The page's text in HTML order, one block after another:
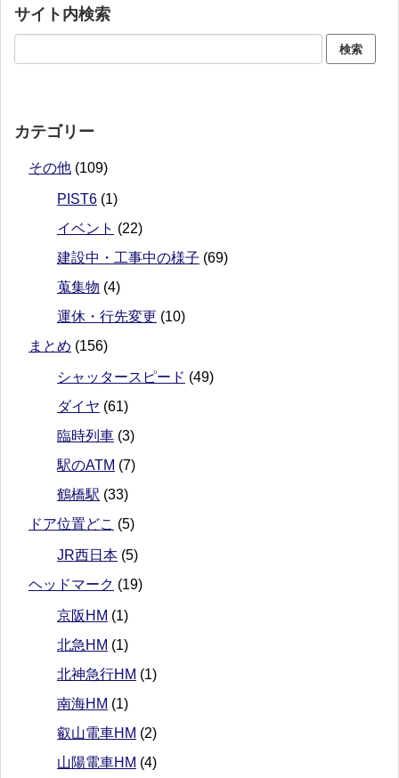
サイト内検索
カテゴリー
その他 (109)
PIST6 (1)
イベント (22)
建設中・工事中の様子 (69)
蒐集物 (4)
運休・行先変更 (10)
まとめ (156)
シャッタースピード (49)
ダイヤ (61)
臨時列車 (3)
駅のATM (7)
鶴橋駅 (33)
ドア位置どこ (5)
JR西日本 (5)
ヘッドマーク (19)
京阪HM (1)
北急HM (1)
北神急行HM (1)
南海HM (1)
叡山電車HM (2)
山陽電車HM (4)